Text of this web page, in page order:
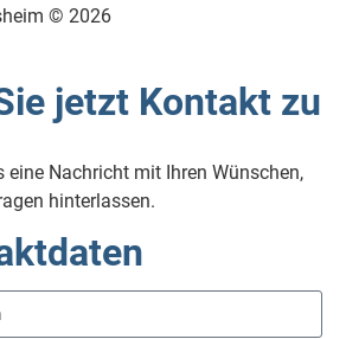
© 2026
jetzt Kontakt zu
eine Nachricht mit Ihren Wünschen,
hinterlassen.